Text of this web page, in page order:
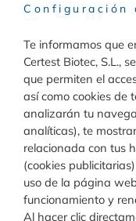
Raw Materials
Toggle
Navigation
Materiales para
Materiales para
Diagnóstico
Toggle
Navigation
Rapid Test
Calidad
Configuración
Te informamos que
Certest Biotec, S.L.,
que permiten el
así como cookies de
analizarán tu
analíticas), te
relacionada con tus
(cookies
uso de la página
funcionamiento y
Al hacer clic